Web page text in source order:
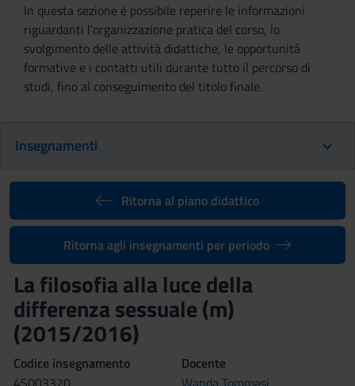
In questa sezione è possibile reperire le informazioni
riguardanti l'organizzazione pratica del corso, lo
svolgimento delle attività didattiche, le opportunità
formative e i contatti utili durante tutto il percorso di
studi, fino al conseguimento del titolo finale.
Insegnamenti
Ritorna al piano didattico
Ritorna agli insegnamenti per periodo
La filosofia alla luce della
differenza sessuale (m)
(2015/2016)
Codice insegnamento
Docente